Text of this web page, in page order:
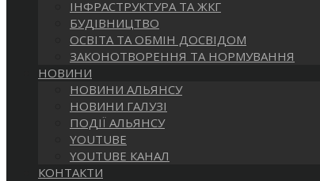
ІНФРАСТРУКТУРА ТА ЖКГ
БУДІВНИЦТВО
ОСВІТА ТА ОБМІН ДОСВІДОМ
ЗАКОНОТВОРЕННЯ ТА НОРМУВАННЯ
НОВИНИ
НОВИНИ АЛЬЯНСУ
НОВИНИ ГАЛУЗІ
ПОДІЇ АЛЬЯНСУ
YOUTUBE
YOUTUBE КАНАЛ
КОНТАКТИ